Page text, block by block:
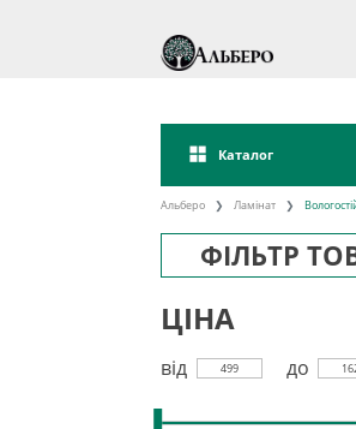
Каталог
Альберо Ламінат
ФІЛЬТР
ЦІНА
від 499 до